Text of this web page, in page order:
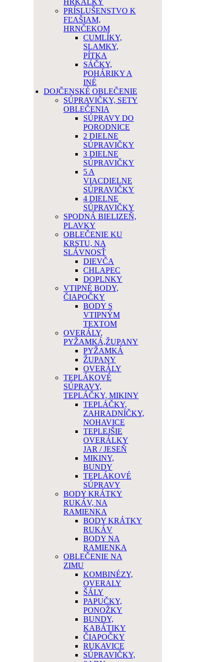
HRKÁLKY
PRÍSLUŠENSTVO K
FĽAŠIAM,
HRNČEKOM
CUMLÍKY,
SLAMKY,
PÍTKA
SÁČKY,
POHÁRIKY A
INÉ
DOJČENSKÉ OBLEČENIE
SÚPRAVIČKY, SETY
OBLEČENIA
SÚPRAVY DO
PORODNICE
2 DIELNE
SÚPRAVIČKY
3 DIELNE
SÚPRAVIČKY
5 A
VIACDIELNE
SÚPRAVIČKY
4 DIELNE
SÚPRAVIČKY
SPODNÁ BIELIZEŇ,
PLAVKY
OBLEČENIE KU
KRSTU, NA
SLÁVNOSŤ
DIEVČA
CHLAPEC
DOPLNKY
VTIPNÉ BODY,
ČIAPOČKY
BODY S
VTIPNÝM
TEXTOM
OVERÁLY,
PYŽAMKÁ,ŽUPANY
PYŽAMKÁ
ŽUPANY
OVERÁLY
TEPLÁKOVÉ
SÚPRAVY,
TEPLÁČKY, MIKINY
TEPLÁČKY,
ZAHRADNÍČKY,
NOHAVICE
TEPLEJŠIE
OVERÁLKY
JAR / JESEŇ
MIKINY,
BUNDY
TEPLÁKOVÉ
SÚPRAVY
BODY KRÁTKY
RUKÁV, NA
RAMIENKA
BODY KRÁTKY
RUKÁV
BODY NA
RAMIENKA
OBLEČENIE NA
ZIMU
KOMBINÉZY,
OVERALY
ŠÁLY
PAPUČKY,
PONOŽKY
BUNDY,
KABÁTIKY
ČIAPOČKY
RUKAVICE
SÚPRAVIČKY,